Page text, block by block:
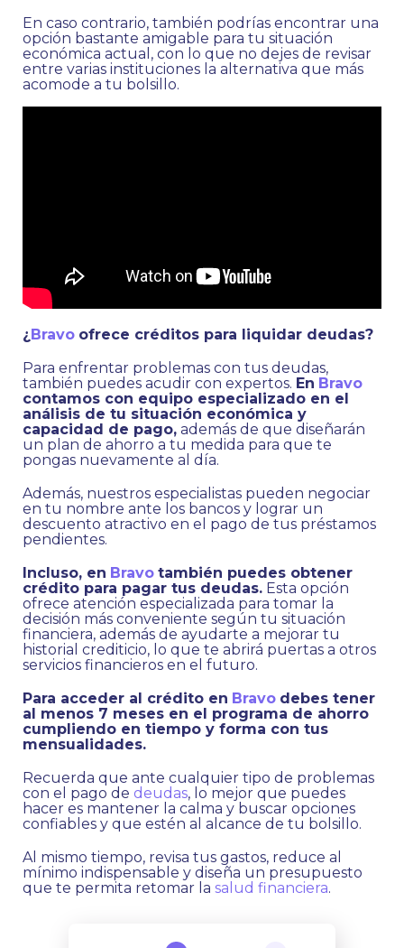
En caso contrario, también podrías encontrar una
opción bastante amigable para tu situación
económica actual, con lo que no dejes de revisar
entre varias instituciones la alternativa que más
acomode a tu bolsillo.
¿ Bravo ofrece créditos para liquidar deudas?
Para enfrentar problemas con tus deudas,
también puedes acudir con expertos. En Bravo
contamos con equipo especializado en el
análisis de tu situación económica y
capacidad de pago, además de que diseñarán
un plan de ahorro a tu medida para que te
pongas nuevamente al día.
Además, nuestros especialistas pueden negociar
en tu nombre ante los bancos y lograr un
descuento atractivo en el pago de tus préstamos
pendientes.
Incluso, en Bravo también puedes obtener
crédito para pagar tus deudas. Esta opción
ofrece atención especializada para tomar la
decisión más conveniente según tu situación
financiera, además de ayudarte a mejorar tu
historial crediticio, lo que te abrirá puertas a otros
servicios financieros en el futuro.
Para acceder al crédito en Bravo debes tener
al menos 7 meses en el programa de ahorro
cumpliendo en tiempo y forma con tus
mensualidades.
Recuerda que ante cualquier tipo de problemas
con el pago de deudas, lo mejor que puedes
hacer es mantener la calma y buscar opciones
confiables y que estén al alcance de tu bolsillo.
Al mismo tiempo, revisa tus gastos, reduce al
mínimo indispensable y diseña un presupuesto
que te permita retomar la salud financiera.